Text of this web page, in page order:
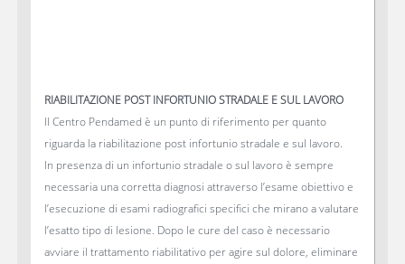
RIABILITAZIONE POST INFORTUNIO STRADALE E SUL LAVORO
Il Centro Pendamed è un punto di riferimento per quanto
riguarda la riabilitazione post infortunio stradale e sul lavoro.
In presenza di un infortunio stradale o sul lavoro è sempre
necessaria una corretta diagnosi attraverso l’esame obiettivo e
l’esecuzione di esami radiografici specifici che mirano a valutare
l’esatto tipo di lesione. Dopo le cure del caso è necessario
avviare il trattamento riabilitativo per agire sul dolore, eliminare